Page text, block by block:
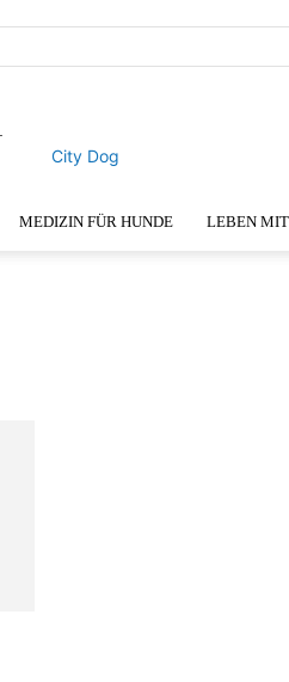
City Dog
MEDIZIN FÜR HUNDE LEBEN